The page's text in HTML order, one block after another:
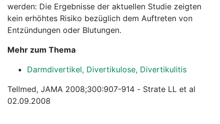
werden: Die Ergebnisse der aktuellen Studie zeigten
kein erhöhtes Risiko bezüglich dem Auftreten von
Entzündungen oder Blutungen.
Mehr zum Thema
Darmdivertikel, Divertikulose, Divertikulitis
Tellmed, JAMA 2008;300:907-914 - Strate LL et al
02.09.2008